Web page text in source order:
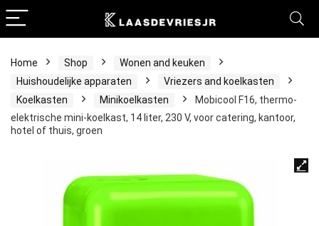
Home Shop
Wonen and keuken
Huishoudelijke apparaten
Vriezers and koelkasten
Koelkasten
Minikoelkasten
Mobicool F16, thermo-
elektrische mini-koelkast, 14 liter, 230 V, voor catering, kantoor,
hotel of thuis, groen